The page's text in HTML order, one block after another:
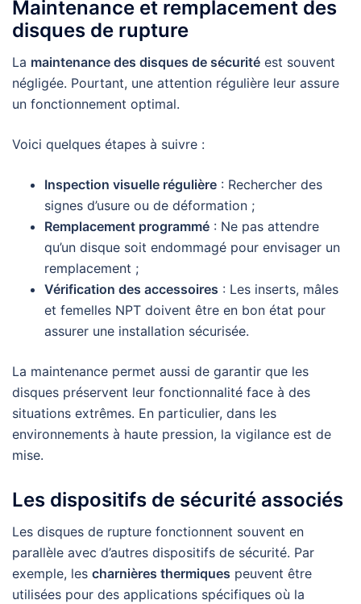
Maintenance et remplacement des
disques de rupture
La maintenance des disques de sécurité est souvent
négligée. Pourtant, une attention régulière leur assure
un fonctionnement optimal.
Voici quelques étapes à suivre :
Inspection visuelle régulière : Rechercher des
signes d’usure ou de déformation ;
Remplacement programmé : Ne pas attendre
qu’un disque soit endommagé pour envisager un
remplacement ;
Vérification des accessoires : Les inserts, mâles
et femelles NPT doivent être en bon état pour
assurer une installation sécurisée.
La maintenance permet aussi de garantir que les
disques préservent leur fonctionnalité face à des
situations extrêmes. En particulier, dans les
environnements à haute pression, la vigilance est de
mise.
Les dispositifs de sécurité associés
Les disques de rupture fonctionnent souvent en
parallèle avec d’autres dispositifs de sécurité. Par
exemple, les charnières thermiques peuvent être
utilisées pour des applications spécifiques où la